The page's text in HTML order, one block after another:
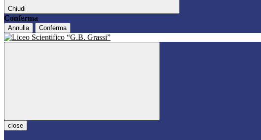
Chiudi
Conferma
Annulla Conferma
close